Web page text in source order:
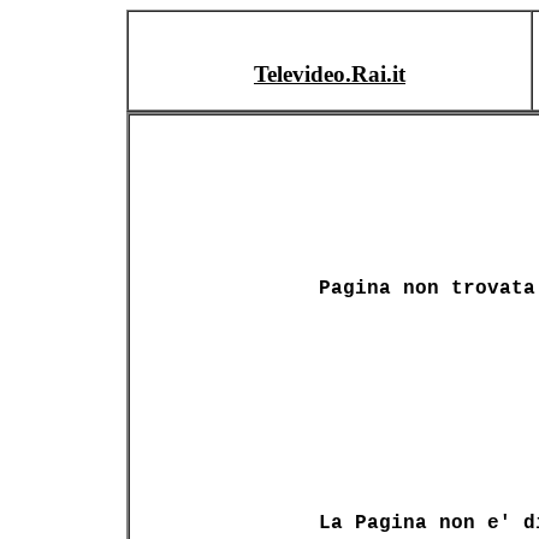
Televideo.Rai.it
Pagina non trovata
La Pagina non e'